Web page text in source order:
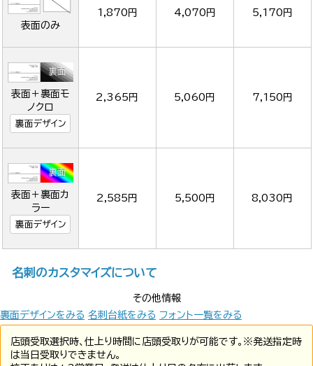
表面のみ
1,870円 4,070円 5,170円
表面＋裏面モ
ノクロ
裏面デザイン
2,365円 5,060円 7,150円
表面＋裏面カ
ラー
裏面デザイン
2,585円 5,500円 8,030円
名刺のカスタマイズについて
その他情報
裏面デザインをみる 名刺台紙をみる フォント一覧をみる
店頭受取選択時、仕上り時間に店頭受取りが可能です。※発送指定時
は当日受取りできません。